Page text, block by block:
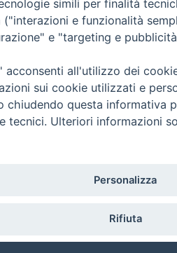
simili per finalità
e funzionalità
e "targeting e
acconsenti all'utilizzo dei
sui cookie utilizzati e
chiudendo questa informativa
tecnici. Ulteriori informazioni
Personalizza
Rifiuta